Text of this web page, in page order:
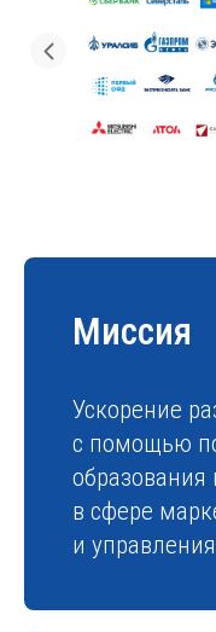
Миссия
Ускорение
с помощью
в сфере
и